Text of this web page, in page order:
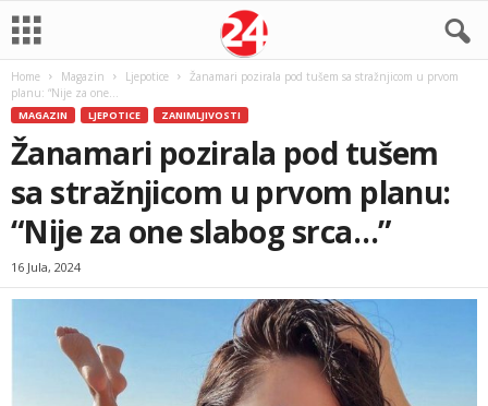
Home Magazin Ljepotice
Žanamari pozirala pod tušem sa stražnjicom u prvom
planu: “Nije za one...
MAGAZIN LJEPOTICE ZANIMLJIVOSTI
Žanamari pozirala pod tušem
sa stražnjicom u prvom planu:
“Nije za one slabog srca…”
16 Jula, 2024